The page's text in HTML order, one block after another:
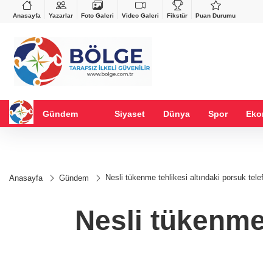
Anasayfa Yazarlar Foto Galeri Video Galeri Fikstür Puan Durumu
%-0,22
VND
0,0018
%0,32
GAU/TRY
6.660,55%2,59
Gündem Siyaset Dünya Spor
Anasayfa Gündem Nesli tükenme tehlikesi altındaki porsuk
Nesli